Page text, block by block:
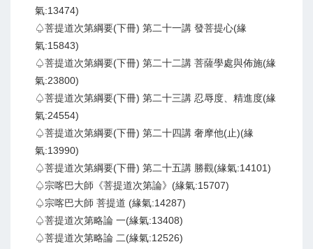
氣:13474)
♤菩提道次第綱要(下冊) 第二十一講 發菩提心(緣
氣:15843)
♤菩提道次第綱要(下冊) 第二十二講 菩薩學處與佈施(緣
氣:23800)
♤菩提道次第綱要(下冊) 第二十三講 忍辱度、精進度(緣
氣:24554)
♤菩提道次第綱要(下冊) 第二十四講 奢摩他(止)(緣
氣:13990)
♤菩提道次第綱要(下冊) 第二十五講 勝觀(緣氣:14101)
♤宗喀巴大師《菩提道次第論》(緣氣:15707)
♤宗喀巴大師 菩提道 (緣氣:14287)
♤菩提道次第略論 一(緣氣:13408)
♤菩提道次第略論 二(緣氣:12526)